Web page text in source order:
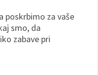
poskrbimo za vaše
smo, da
zabave pri